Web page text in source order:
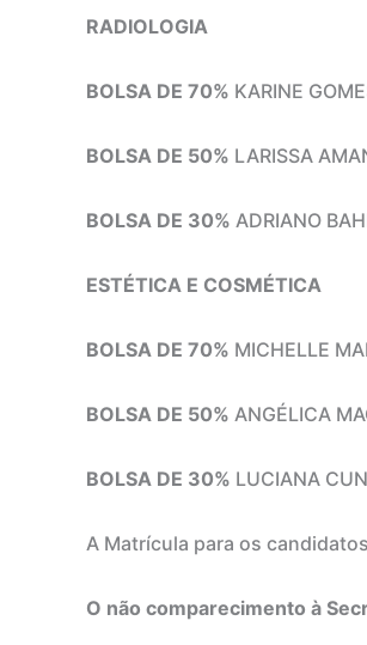
RADIOLOGIA
BOLSA DE 70% KARINE
BOLSA DE 50% LARISSA
BOLSA DE 30% ADRIANO
ESTÉTICA E COSMÉTICA
BOLSA DE 70% MICHELLE
BOLSA DE 50% ANGÉLICA
BOLSA DE 30% LUCIANA
A Matrícula para os
O não comparecimento à